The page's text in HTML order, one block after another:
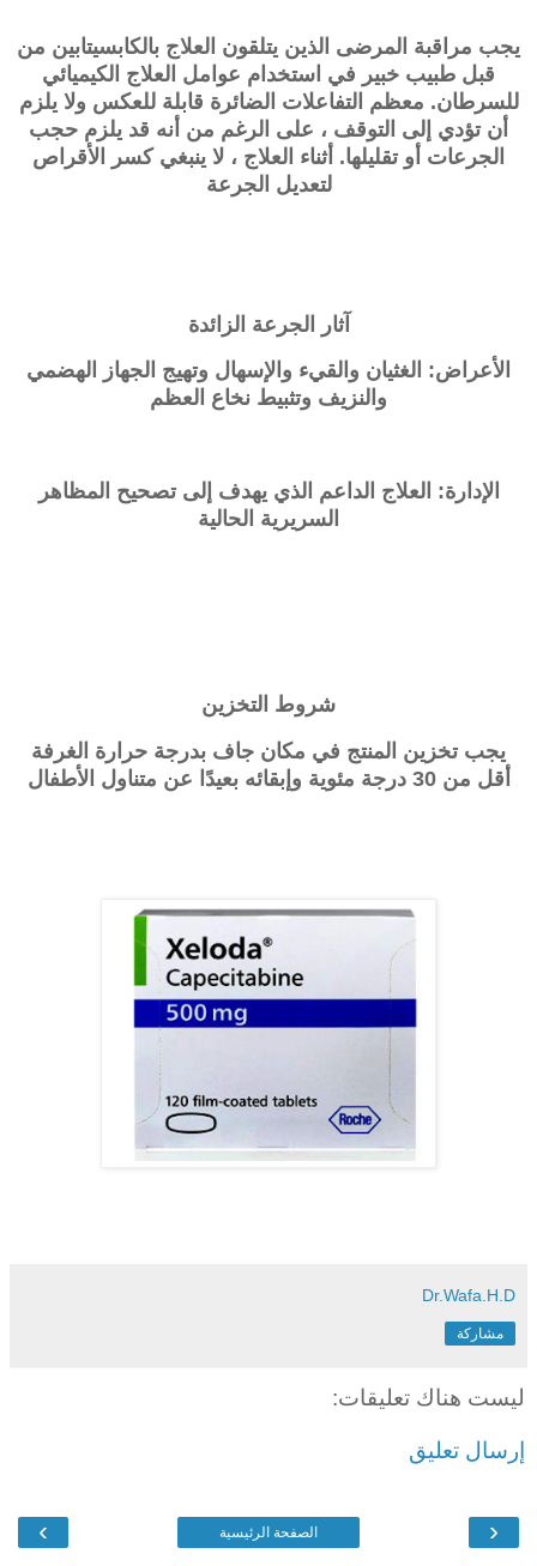
يجب مراقبة المرضى الذين يتلقون العلاج بالكابسيتابين من
قبل طبيب خبير في استخدام عوامل العلاج الكيميائي
للسرطان. معظم التفاعلات الضائرة قابلة للعكس ولا يلزم
أن تؤدي إلى التوقف ، على الرغم من أنه قد يلزم حجب
الجرعات أو تقليلها. أثناء العلاج ، لا ينبغي كسر الأقراص
لتعديل الجرعة
آثار الجرعة الزائدة
الأعراض: الغثيان والقيء والإسهال وتهيج الجهاز الهضمي
والنزيف وتثبيط نخاع العظم
الإدارة: العلاج الداعم الذي يهدف إلى تصحيح المظاهر
السريرية الحالية
شروط التخزين
يجب تخزين المنتج في مكان جاف بدرجة حرارة الغرفة
أقل من 30 درجة مئوية وإبقائه بعيدًا عن متناول الأطفال
Dr.Wafa.H.D
مشاركة
ليست هناك تعليقات:
إرسال تعليق
‹
› الصفحة الرئيسية